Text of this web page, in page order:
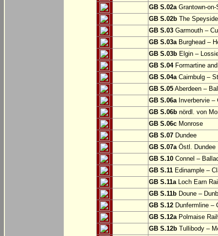
GB S.02aGrantown-on-
GB S.02b The
GB S.03 Garmouth –
GB S.03aBurghead –
GB S.03b Elgin –
GB S.04Formartine
GB S.04aCairnbulg –
GB S.05 Aberdeen –
GB S.06aInverbervie –
GB S.06b nördl. von
GB S.06c Monrose
GB S.07 Dundee
GB S.07aÖstl. Dundee
GB S.10 Connel –
GB S.11 Edinample –
GB S.11aLoch Earn
GB S.11b Doune –
GB S.12 Dunfermline –
GB S.12aPolmaise
GB S.12b Tullibody –